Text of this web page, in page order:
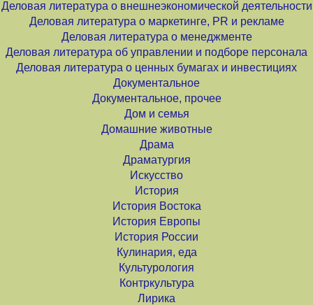
Деловая литература о внешнеэкономической деятельности
Деловая литература о маркетинге, PR и рекламе
Деловая литература о менеджменте
Деловая литература об управлении и подборе персонала
Деловая литература о ценных бумагах и инвестициях
Документальное
Документальное, прочее
Дом и семья
Домашние животные
Драма
Драматургия
Искусство
История
История Востока
История Европы
История России
Кулинария, еда
Культурология
Контркультура
Лирика